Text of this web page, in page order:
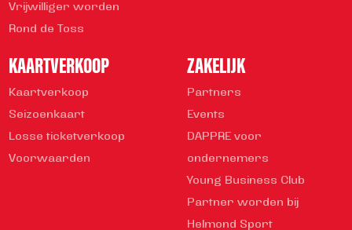
Vrijwilliger worden
Rond de Toss
KAARTVERKOOP
Kaartverkoop
Seizoenkaart
Losse ticketverkoop
Voorwaarden
ZAKELIJK
Partners
Events
DAPPRE voor
ondernemers
Young Business Club
Partner worden bij
Helmond Sport